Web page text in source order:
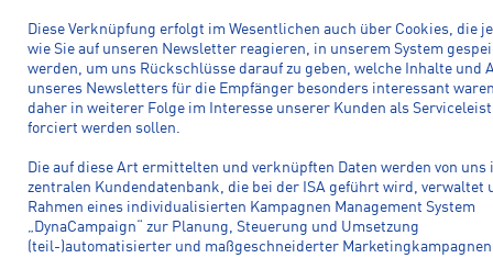
Diese Verknüpfung erfolgt im Wesentlichen auch über Cookies, die
wie Sie auf unseren Newsletter reagieren, in unserem System
werden, um uns Rückschlüsse darauf zu geben, welche Inhalte und
unseres Newsletters für die Empfänger besonders interessant
daher in weiterer Folge im Interesse unserer Kunden als
forciert werden sollen.
Die auf diese Art ermittelten und verknüpften Daten werden von uns
zentralen Kundendatenbank, die bei der ISA geführt wird, verwaltet
Rahmen eines individualisierten Kampagnen Management System
„DynaCampaign“ zur Planung, Steuerung und Umsetzung
(teil-)automatisierter und maßgeschneiderter Marketingkampagnen